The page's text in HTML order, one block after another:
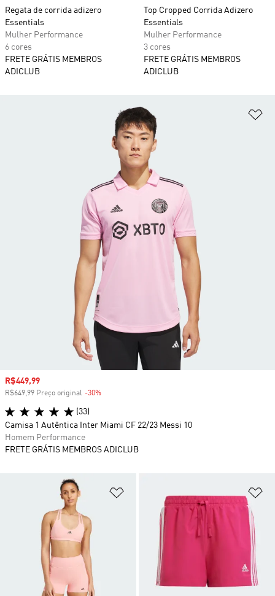
Regata de corrida adizero
Essentials
Mulher Performance
6 cores
FRETE GRÁTIS MEMBROS
ADICLUB
Top Cropped Corrida Adizero
Essentials
Mulher Performance
3 cores
FRETE GRÁTIS MEMBROS
ADICLUB
Preço com desconto
R$449,99
R$649,99 Preço original -30%
(33)
Camisa 1 Autêntica Inter Miami CF 22/23 Messi 10
Homem Performance
FRETE GRÁTIS MEMBROS ADICLUB